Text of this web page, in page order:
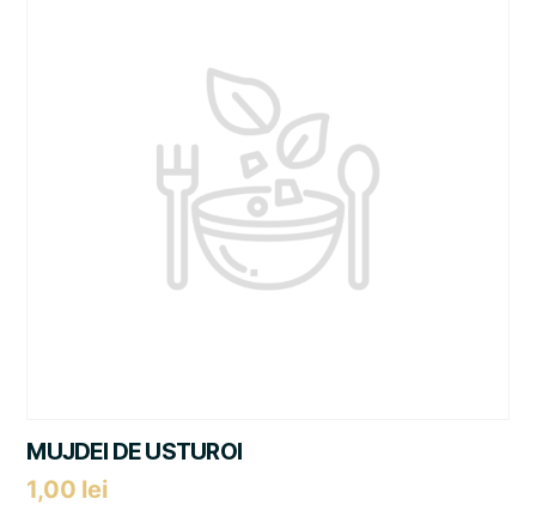
MUJDEI DE USTUROI
1,00 lei